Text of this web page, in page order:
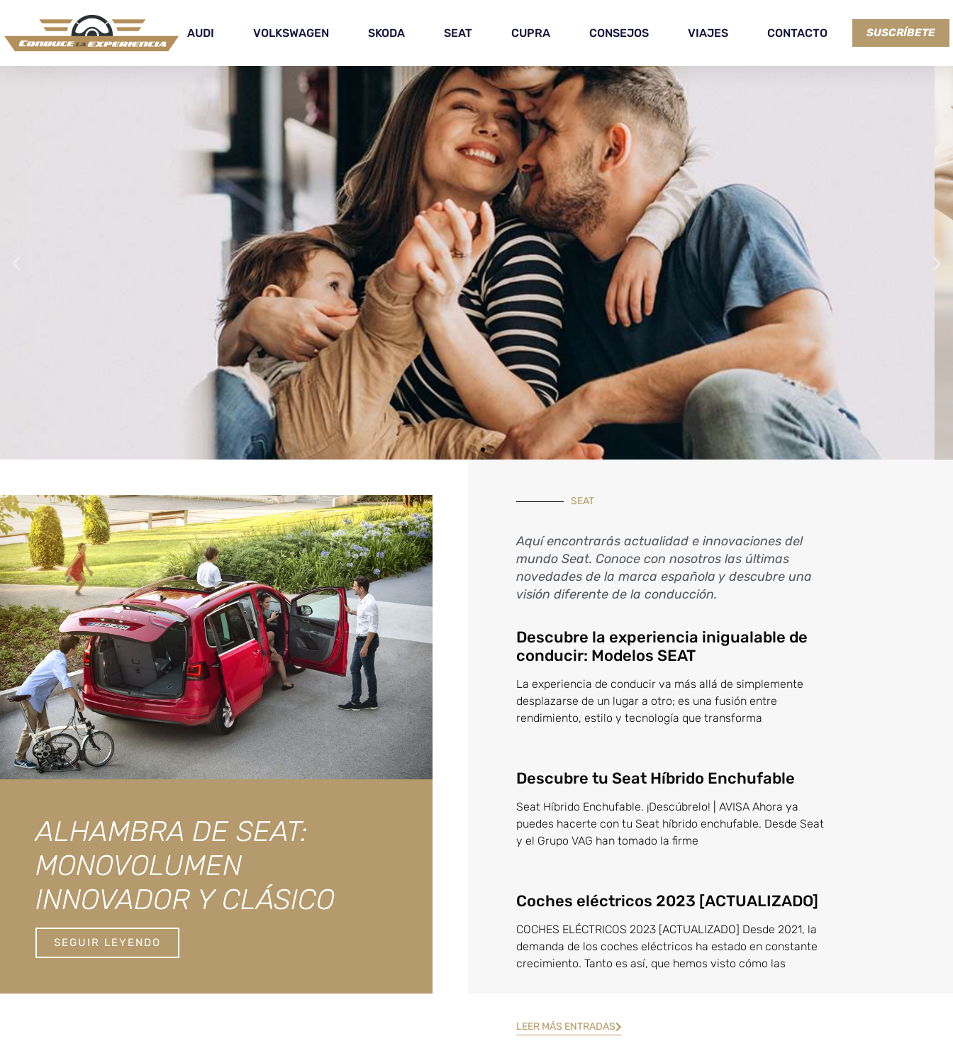
AUDI VOLKSWAGEN SKODA SEAT CUPRA CONSEJOS VIAJES CONTACTO SUSCRÍBETE
COCHES PARA JÓVENES: LOS
MEJORES MODELOS DE 2023
[ACTUALIZADA]
LEER EL ARTÍCULO
ALHAMBRA DE SEAT:
MONOVOLUMEN
INNOVADOR Y CLÁSICO
SEGUIR LEYENDO
SEAT
Aquí encontrarás actualidad e innovaciones del
mundo Seat. Conoce con nosotros las últimas
novedades de la marca española y descubre una
visión diferente de la conducción.
Descubre la experiencia inigualable de
conducir: Modelos SEAT
La experiencia de conducir va más allá de simplemente
desplazarse de un lugar a otro; es una fusión entre
rendimiento, estilo y tecnología que transforma
Descubre tu Seat Híbrido Enchufable
Seat Híbrido Enchufable. ¡Descúbrelo! | AVISA Ahora ya
puedes hacerte con tu Seat híbrido enchufable. Desde Seat
y el Grupo VAG han tomado la firme
Coches eléctricos 2023 [ACTUALIZADO]
COCHES ELÉCTRICOS 2023 [ACTUALIZADO] Desde 2021, la
demanda de los coches eléctricos ha estado en constante
crecimiento. Tanto es así, que hemos visto cómo las
LEER MÁS ENTRADAS